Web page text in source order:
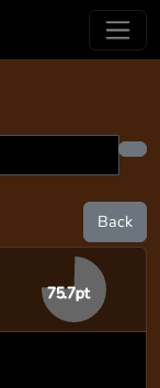
Back
75.7pt